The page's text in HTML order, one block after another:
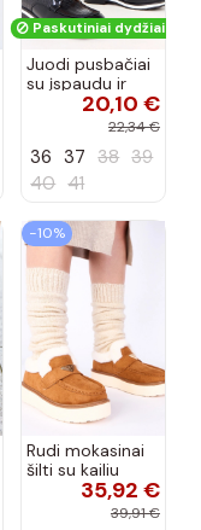
Paskutiniai dydžiai!
Juodi pusbačiai
su įspaudu ir
kvadratiniu
priekiu Kerawa
20,10 €
22,34 €
36 37 38 39
40 41
−10%
Rudi mokasinai
šilti su kailiu
35,92 €
39,91 €